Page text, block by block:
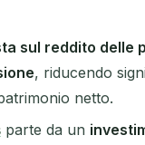
sul reddito delle
, riducendo
netto.
parte da un